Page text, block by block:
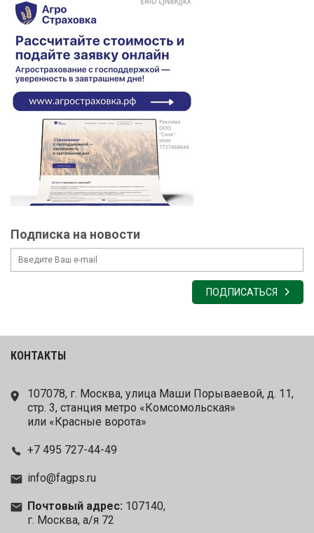
Подписка на новости
ПОДПИСАТЬСЯ
КОНТАКТЫ
107078, г. Москва, улица Маши Порываевой, д. 11,
стр. 3, станция метро «Комсомольская»
или «Красные ворота»
+7 495 727-44-49
info@fagps.ru
Почтовый адрес: 107140,
г. Москва, а/я 72